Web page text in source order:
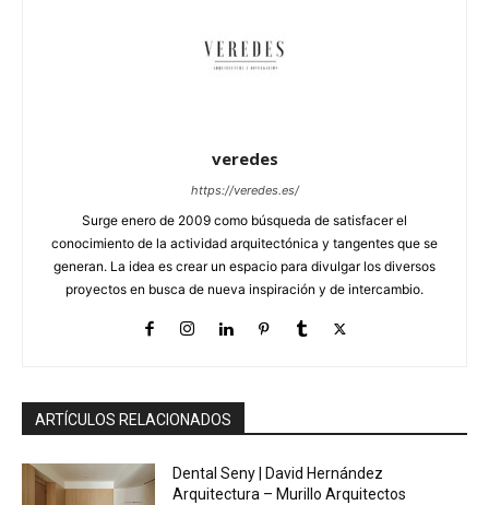
veredes
https://veredes.es/
Surge enero de 2009 como búsqueda de satisfacer el
conocimiento de la actividad arquitectónica y tangentes que se
generan. La idea es crear un espacio para divulgar los diversos
proyectos en busca de nueva inspiración y de intercambio.
ARTÍCULOS RELACIONADOS
Dental Seny | David Hernández
Arquitectura – Murillo Arquitectos